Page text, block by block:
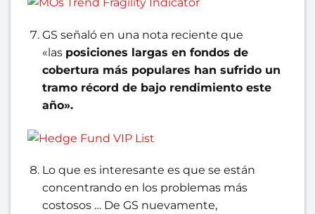
GS señaló en una nota reciente que
«las posiciones largas en fondos de
cobertura más populares han sufrido un
tramo récord de bajo rendimiento este
año».
Lo que es interesante es que se están
concentrando en los problemas más
costosos … De GS nuevamente,